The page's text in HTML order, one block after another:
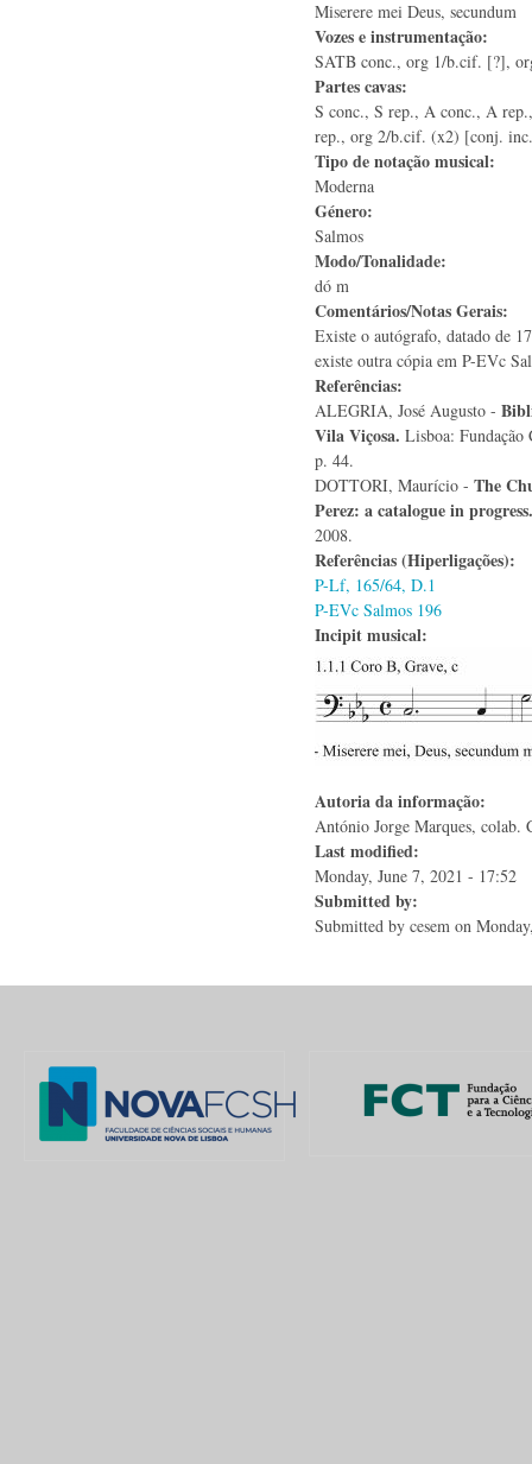
Miserere mei Deus, secundum
Vozes e instrumentação:
SATB conc., org 1/b.cif. [?],
Partes cavas:
S conc., S rep., A conc., A
rep., org 2/b.cif. (x2) [conj.
Tipo de notação musical:
Moderna
Género:
Salmos
Modo/Tonalidade:
dó m
Comentários/Notas Gerais:
Existe o autógrafo, datado de
existe outra cópia em P-EVc
Referências:
ALEGRIA, José Augusto -
Vila Viçosa. Lisboa: Fundação
p. 44.
DOTTORI, Maurício - The
Perez: a catalogue in
2008.
Referências (Hiperligações):
P-Lf, 165/64, D.1
P-EVc Salmos 196
Incipit musical:
Autoria da informação:
António Jorge Marques, colab.
Last modified:
Monday, June 7, 2021 - 17:52
Submitted by:
Submitted by cesem on